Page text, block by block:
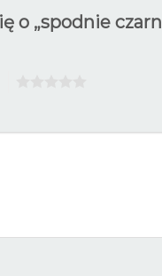
o „spodnie